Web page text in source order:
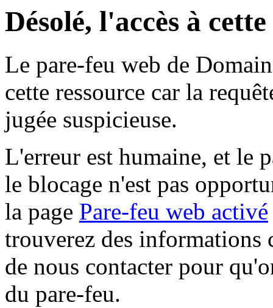
Désolé, l'accès à
Le pare-feu web de
cette ressource car la
jugée suspicieuse.
L'erreur est humaine, et le
le blocage n'est pas
la page Pare-feu web activé
trouverez des informations
de nous contacter pour
du pare-feu.